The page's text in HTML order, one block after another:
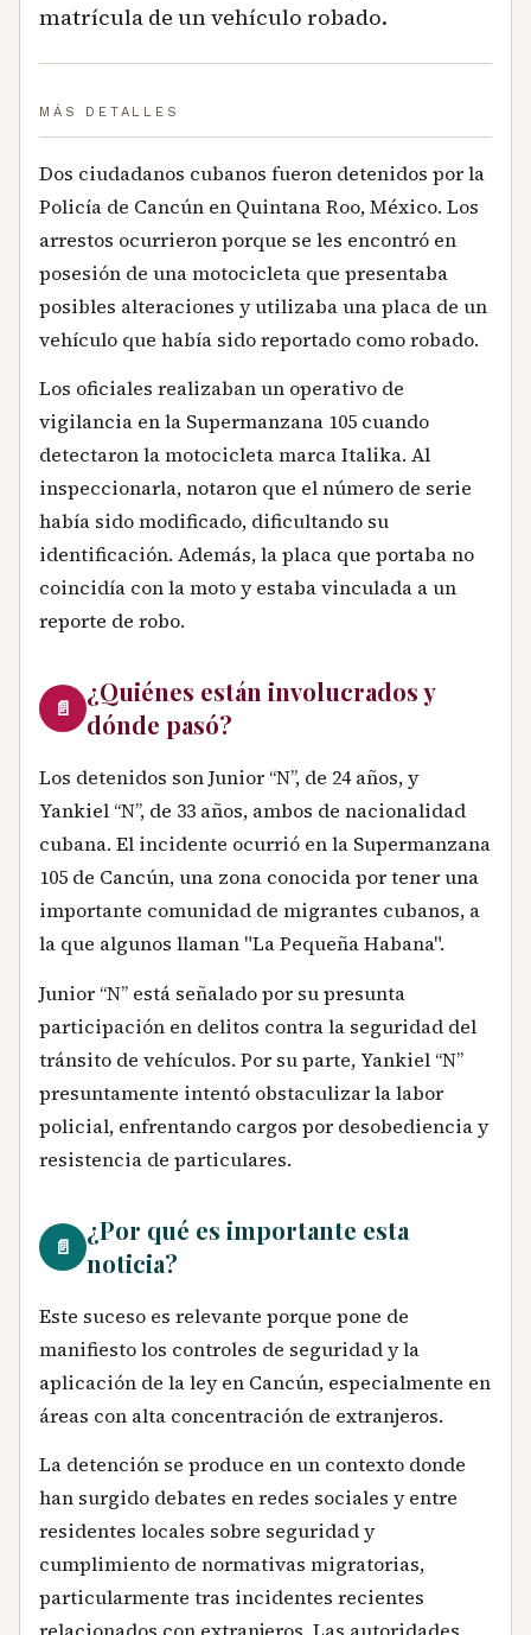
matrícula de un vehículo robado.
MÁS DETALLES
Dos ciudadanos cubanos fueron detenidos por la
Policía de Cancún en Quintana Roo, México. Los
arrestos ocurrieron porque se les encontró en
posesión de una motocicleta que presentaba
posibles alteraciones y utilizaba una placa de un
vehículo que había sido reportado como robado.
Los oficiales realizaban un operativo de
vigilancia en la Supermanzana 105 cuando
detectaron la motocicleta marca Italika. Al
inspeccionarla, notaron que el número de serie
había sido modificado, dificultando su
identificación. Además, la placa que portaba no
coincidía con la moto y estaba vinculada a un
reporte de robo.
📄
¿Quiénes están involucrados y
dónde pasó?
Los detenidos son Junior “N”, de 24 años, y
Yankiel “N”, de 33 años, ambos de nacionalidad
cubana. El incidente ocurrió en la Supermanzana
105 de Cancún, una zona conocida por tener una
importante comunidad de migrantes cubanos, a
la que algunos llaman "La Pequeña Habana".
Junior “N” está señalado por su presunta
participación en delitos contra la seguridad del
tránsito de vehículos. Por su parte, Yankiel “N”
presuntamente intentó obstaculizar la labor
policial, enfrentando cargos por desobediencia y
resistencia de particulares.
📄
¿Por qué es importante esta
noticia?
Este suceso es relevante porque pone de
manifiesto los controles de seguridad y la
aplicación de la ley en Cancún, especialmente en
áreas con alta concentración de extranjeros.
La detención se produce en un contexto donde
han surgido debates en redes sociales y entre
residentes locales sobre seguridad y
cumplimiento de normativas migratorias,
particularmente tras incidentes recientes